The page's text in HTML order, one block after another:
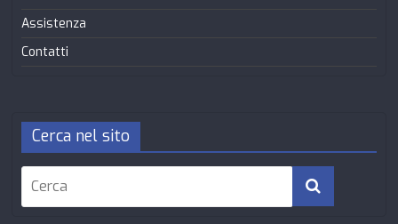
Assistenza
Contatti
Cerca nel sito